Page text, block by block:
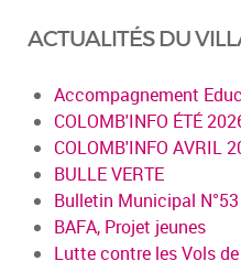
ACTUALITÉS DU
Accompagnement
COLOMB'INFO ÉTÉ
COLOMB'INFO AVRIL
BULLE VERTE
Bulletin Municipal N°53
BAFA, Projet jeunes
Lutte contre les Vols